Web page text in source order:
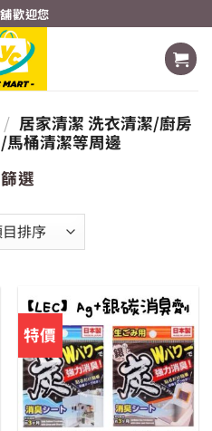
歡迎您
/ 居家清潔 洗衣清潔/廚房
桶清潔等周邊
篩選
特價